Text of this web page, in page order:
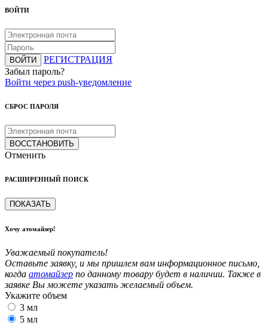
ВОЙТИ
ВОЙТИ
РЕГИСТРАЦИЯ
Забыл пароль?
Войти через push-уведомление
СБРОС ПАРОЛЯ
ВОССТАНОВИТЬ
Отменить
РАСШИРЕННЫЙ ПОИСК
ПОКАЗАТЬ
Хочу атомайзер!
Уважаемый покупатель!
Оставьте заявку, и мы пришлем вам информационное письмо,
когда атомайзер по данному товару будет в наличии. Также в
заявке Вы можете указать желаемый объем.
Укажите объем
3 мл
5 мл